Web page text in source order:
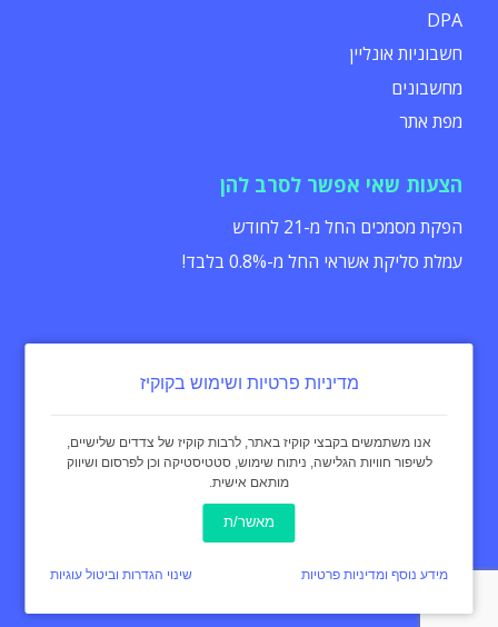
DPA
חשבוניות אונליין
מחשבונים
מפת אתר
הצעות שאי אפשר לסרב להן
הפקת מסמכים החל מ-21 לחודש
עמלת סליקת אשראי החל מ-0.8% בלבד!
מדיניות פרטיות
באינטרנט Invoice4u
עיצוב:
curly black
מדיניות פרטיות ושימוש בקוקיז
אנו משתמשים בקבצי קוקיז באתר, לרבות קוקיז של צדדים שלישיים,
לשיפור חוויות הגלישה, ניתוח שימוש, סטטיסטיקה וכן לפרסום ושיווק
מותאם אישית.
מאשר/ת
מידע נוסף ומדיניות פרטיות שינוי הגדרות וביטול עוגיות